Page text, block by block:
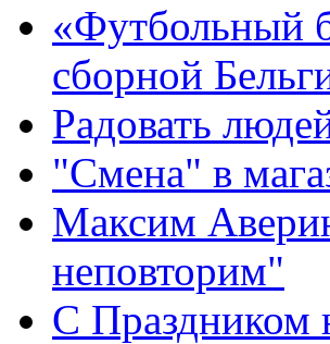
«Футбольный
сборной
Радовать
"Смена" в
Максим
неповторим"
С Праздником